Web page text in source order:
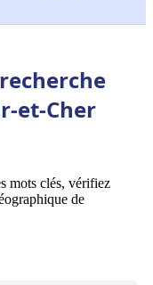
et-Cher
mots clés, vérifiez
de